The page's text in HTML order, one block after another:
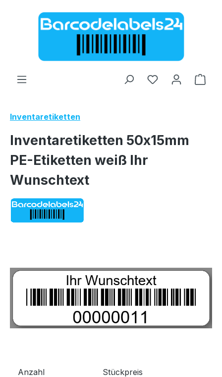
Zum Hauptinhalt springen
Inventaretiketten
Inventaretiketten 50x15mm
PE-Etiketten weiß Ihr
Wunschtext
Anzahl Stückpreis